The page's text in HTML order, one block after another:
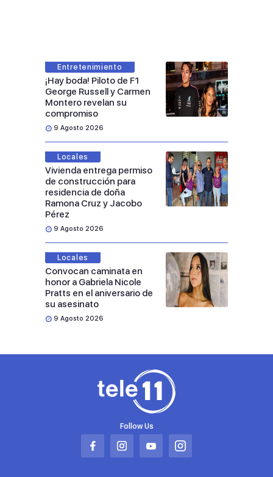
Entretenimiento
¡Hay boda! Piloto de F1
George Russell y Carmen
Montero revelan su
compromiso
9 Agosto 2026
Locales
Vivienda entrega permiso
de construcción para
residencia de doña
Ramona Cruz y Jacobo
Pérez
9 Agosto 2026
Locales
Convocan caminata en
honor a Gabriela Nicole
Pratts en el aniversario de
su asesinato
9 Agosto 2026
Follow Us
Abrir
Abrir
Abrir
Abrir